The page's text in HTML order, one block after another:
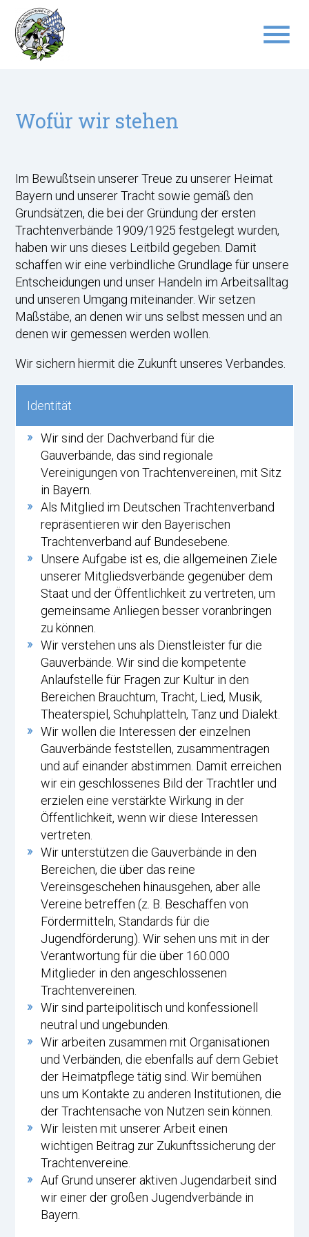
menu
Wofür wir stehen
Im Bewußtsein unserer Treue zu unserer Heimat
Bayern und unserer Tracht sowie gemäß den
Grundsätzen, die bei der Gründung der ersten
Trachtenverbände 1909/1925 festgelegt wurden,
haben wir uns dieses Leitbild gegeben. Damit
schaffen wir eine verbindliche Grundlage für unsere
Entscheidungen und unser Handeln im Arbeitsalltag
und unseren Umgang miteinander. Wir setzen
Maßstäbe, an denen wir uns selbst messen und an
denen wir gemessen werden wollen.
Wir sichern hiermit die Zukunft unseres Verbandes.
Identität
Wir sind der Dachverband für die
Gauverbände, das sind regionale
Vereinigungen von Trachtenvereinen, mit Sitz
in Bayern.
Als Mitglied im Deutschen Trachtenverband
repräsentieren wir den Bayerischen
Trachtenverband auf Bundesebene.
Unsere Aufgabe ist es, die allgemeinen Ziele
unserer Mitgliedsverbände gegenüber dem
Staat und der Öffentlichkeit zu vertreten, um
gemeinsame Anliegen besser voranbringen
zu können.
Wir verstehen uns als Dienstleister für die
Gauverbände. Wir sind die kompetente
Anlaufstelle für Fragen zur Kultur in den
Bereichen Brauchtum, Tracht, Lied, Musik,
Theaterspiel, Schuhplatteln, Tanz und Dialekt.
Wir wollen die Interessen der einzelnen
Gauverbände feststellen, zusammentragen
und auf einander abstimmen. Damit erreichen
wir ein geschlossenes Bild der Trachtler und
erzielen eine verstärkte Wirkung in der
Öffentlichkeit, wenn wir diese Interessen
vertreten.
Wir unterstützen die Gauverbände in den
Bereichen, die über das reine
Vereinsgeschehen hinausgehen, aber alle
Vereine betreffen (z. B. Beschaffen von
Fördermitteln, Standards für die
Jugendförderung). Wir sehen uns mit in der
Verantwortung für die über 160.000
Mitglieder in den angeschlossenen
Trachtenvereinen.
Wir sind parteipolitisch und konfessionell
neutral und ungebunden.
Wir arbeiten zusammen mit Organisationen
und Verbänden, die ebenfalls auf dem Gebiet
der Heimatpflege tätig sind. Wir bemühen
uns um Kontakte zu anderen Institutionen, die
der Trachtensache von Nutzen sein können.
Wir leisten mit unserer Arbeit einen
wichtigen Beitrag zur Zukunftssicherung der
Trachtenvereine.
Auf Grund unserer aktiven Jugendarbeit sind
wir einer der großen Jugendverbände in
Bayern.